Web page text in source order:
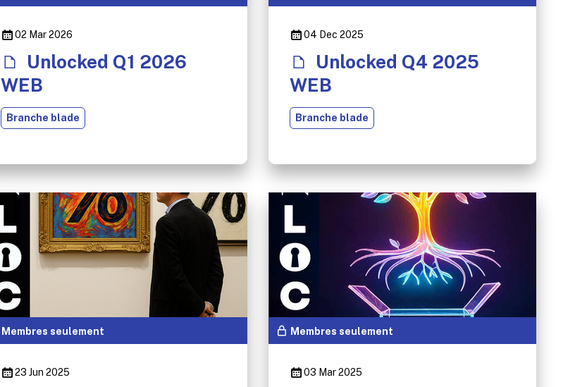
02 Mar 2026
Unlocked Q1 2026
WEB
Branche blade
04 Dec 2025
Unlocked Q4 2025
WEB
Branche blade
Membres seulement
23 Jun 2025
Membres seulement
03 Mar 2025